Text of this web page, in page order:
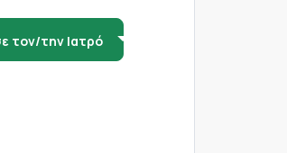
τον/την Ιατρό